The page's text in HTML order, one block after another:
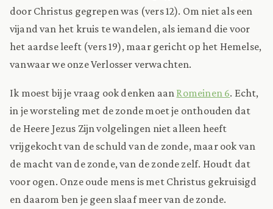
door Christus gegrepen was (vers 12). Om niet als een
vijand van het kruis te wandelen, als iemand die voor
het aardse leeft (vers 19), maar gericht op het Hemelse,
vanwaar we onze Verlosser verwachten.
Ik moest bij je vraag ook denken aan Romeinen 6. Echt,
in je worsteling met de zonde moet je onthouden dat
de Heere Jezus Zijn volgelingen niet alleen heeft
vrijgekocht van de schuld van de zonde, maar ook van
de macht van de zonde, van de zonde zelf. Houdt dat
voor ogen. Onze oude mens is met Christus gekruisigd
en daarom ben je geen slaaf meer van de zonde.